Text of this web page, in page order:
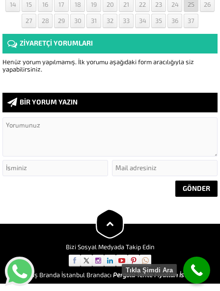
14 15 16 17 18 19 20 21 22 23 24 25 26
27 28 29 30 31 32 33 34 35 36 37
ZİYARETÇİ YORUMLARI
Henüz yorum yapılmamış. İlk yorumu aşağıdaki form aracılığıyla siz
yapabilirsiniz.
BİR YORUM YAZIN
Bizi Sosyal Medyada Takip Edin
Göktaş Branda İstanbul Brandacı Pergola Tente Fiyatları İstanbul
Tıkla Şimdi Ara